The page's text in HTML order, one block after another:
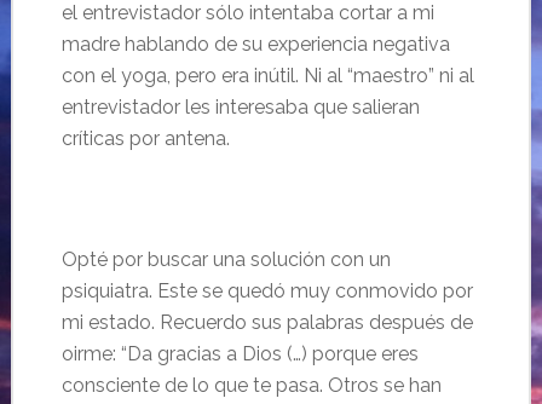
el entrevistador sólo intentaba cortar a mi
madre hablando de su experiencia negativa
con el yoga, pero era inútil. Ni al “maestro” ni al
entrevistador les interesaba que salieran
críticas por antena.
Opté por buscar una solución con un
psiquiatra. Este se quedó muy conmovido por
mi estado. Recuerdo sus palabras después de
oirme: “Da gracias a Dios (…) porque eres
consciente de lo que te pasa. Otros se han